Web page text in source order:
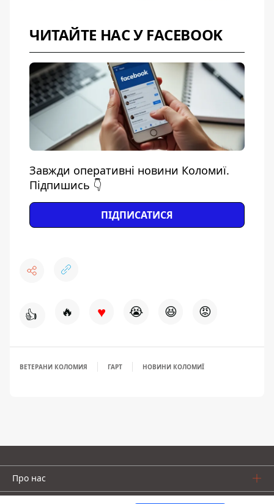
ЧИТАЙТЕ НАС У FACEBOOK
Завжди оперативні новини Коломиї.
Підпишись 👇
ПІДПИСАТИСЯ
👍 🔥 ♥ 😭 😆 😡
ВЕТЕРАНИ КОЛОМИЯ ГАРТ НОВИНИ КОЛОМИЇ
Про нас